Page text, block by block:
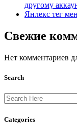
другому
Янлекс тег
Свежие
Нет комментариев
Search
Categories